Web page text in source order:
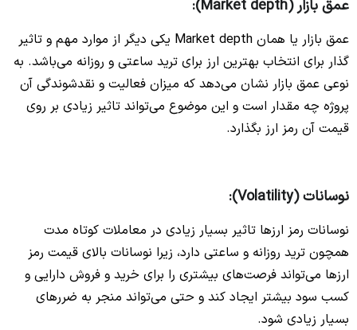
عمق بازار (Market depth):
عمق بازار یا همان Market depth یکی دیگر از موارد مهم و تاثیر
گذار برای انتخاب بهترین ارز برای ترید ساعتی و روزانه می‌باشد. به
نوعی عمق بازار نشان می‌دهد که میزان فعالیت و نقدشوندگی آن
پروژه چه مقدار است و این موضوع می‌تواند تاثیر زیادی بر روی
قیمت آن رمز ارز بگذارد.
نوسانات (Volatility):
نوسانات رمز ارزها تاثیر بسیار زیادی در معاملات کوتاه مدت
همچون ترید روزانه و ساعتی دارد، زیرا نوسانات بالای قیمت رمز
ارزها می‌تواند فرصت‌های بیشتری را برای خرید و فروش دارایی و
کسب سود بیشتر ایجاد کند و حتی می‌‌تواند منجر به ضررهای
بسیار زیادی شود.